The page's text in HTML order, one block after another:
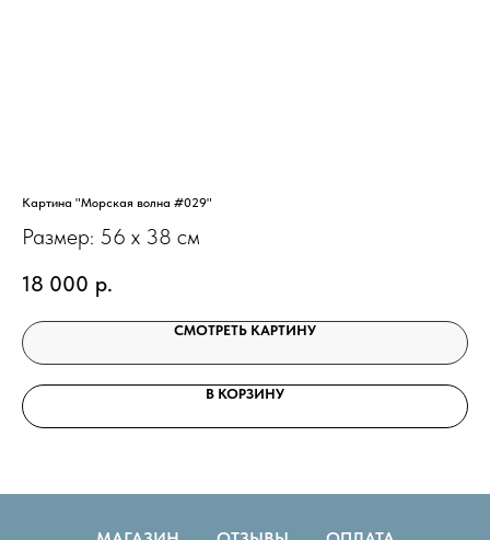
Картина "Морская волна #029"
Размер: 56 х 38 см
18 000 р.
СМОТРЕТЬ КАРТИНУ
В КОРЗИНУ